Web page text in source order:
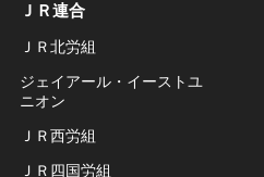
ＪＲ連合
ＪＲ北労組
ジェイアール・イーストユ
ニオン
ＪＲ西労組
ＪＲ四国労組